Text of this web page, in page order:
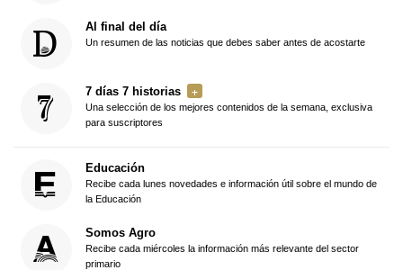
Al final del día
Un resumen de las noticias que debes saber antes de acostarte
7 días 7 historias
Una selección de los mejores contenidos de la semana, exclusiva
para suscriptores
Educación
Recibe cada lunes novedades e información útil sobre el mundo de
la Educación
Somos Agro
Recibe cada miércoles la información más relevante del sector
primario